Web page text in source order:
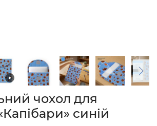
чохол для
синій